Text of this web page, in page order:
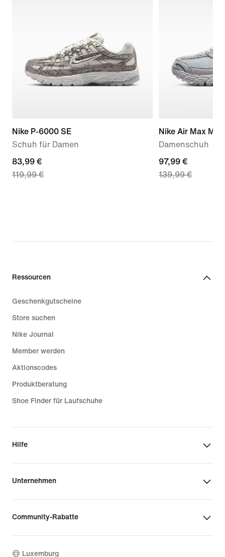
Nike P-6000 SE
Schuh für Damen
current
price
83,99 €
119,99 €
Nike Air Max
Damenschuh
current
price
97,99 €
139,99 €
Ressourcen
Geschenkgutscheine
Store suchen
Nike Journal
Member werden
Aktionscodes
Produktberatung
Shoe Finder für Laufschuhe
Hilfe
Unternehmen
Community-Rabatte
Luxemburg